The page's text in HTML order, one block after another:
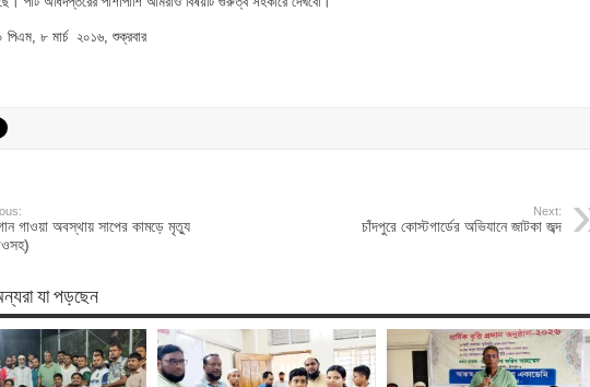
৮ মার্চ ২০১৬, শুক্রবার
গাওয়া অবস্থায় সাপের কামড়ে মৃত্যু
Next:
চাঁদপুরে কোস্টগার্ডের অভিযানে জাটকা জব্দ
যা পড়ছেন